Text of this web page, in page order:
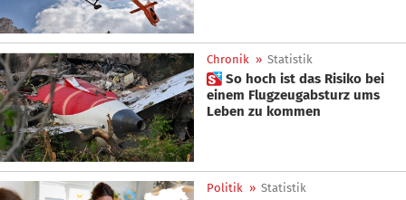
Chronik » Statistik
 So hoch ist das Risiko bei
einem Flugzeugabsturz ums
Leben zu kommen
Politik » Statistik